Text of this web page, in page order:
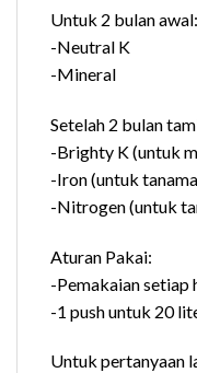
Untuk 2 bulan awal:
-Neutral K
-Mineral
Setelah 2 bulan
-Brighty K (untuk
-Iron (untuk
-Nitrogen (untuk
Aturan Pakai:
-Pemakaian setiap
-1 push untuk 20
Untuk pertanyaan